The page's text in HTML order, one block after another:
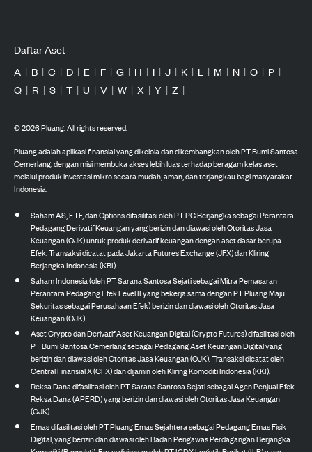
Daftar Aset
A | B | C | D | E | F | G | H | I | J | K | L | M | N | O | P |
Q | R | S | T | U | V | W | X | Y | Z |
©2026Pluang. All rights reserved.
Pluang adalah aplikasi finansial yang dikelola dan dikembangkan oleh PT Bumi Santosa
Cemerlang, dengan misi membuka akses lebih luas terhadap beragam kelas aset
melalui produk investasi mikro secara mudah, aman, dan terjangkau bagi masyarakat
Indonesia.
Saham AS, ETF, dan Options difasilitasi oleh PT PG Berjangka sebagai Perantara
Pedagang Derivatif Keuangan yang berizin dan diawasi oleh Otoritas Jasa
Keuangan (OJK) untuk produk derivatif keuangan dengan aset dasar berupa
Efek. Transaksi dicatat pada Jakarta Futures Exchange (JFX) dan Kliring
Berjangka Indonesia (KBI).
Saham Indonesia (oleh PT Sarana Santosa Sejati sebagai Mitra Pemasaran
Perantara Pedagang Efek Level II yang bekerja sama dengan PT Pluang Maju
Sekuritas sebagai Perusahaan Efek) berizin dan diawasi oleh Otoritas Jasa
Keuangan (OJK).
Aset Crypto dan Derivatif Aset Keuangan Digital (Crypto Futures) difasilitasi oleh
PT Bumi Santosa Cemerlang sebagai Pedagang Aset Keuangan Digital yang
berizin dan diawasi oleh Otoritas Jasa Keuangan (OJK). Transaksi dicatat oleh
Central Finansial X (CFX) dan dijamin oleh Kliring Komoditi Indonesia (KKI).
Reksa Dana difasilitasi oleh PT Sarana Santosa Sejati sebagai Agen Penjual Efek
Reksa Dana (APERD) yang berizin dan diawasi oleh Otoritas Jasa Keuangan
(OJK).
Emas difasilitasi oleh PT Pluang Emas Sejahtera sebagai Pedagang Emas Fisik
Digital, yang berizin dan diawasi oleh Badan Pengawas Perdagangan Berjangka